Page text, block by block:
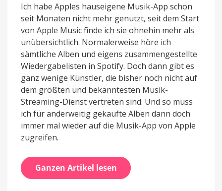
Ich habe Apples hauseigene Musik-App schon
seit Monaten nicht mehr genutzt, seit dem Start
von Apple Music finde ich sie ohnehin mehr als
unübersichtlich. Normalerweise höre ich
sämtliche Alben und eigens zusammengestellte
Wiedergabelisten in Spotify. Doch dann gibt es
ganz wenige Künstler, die bisher noch nicht auf
dem größten und bekanntesten Musik-
Streaming-Dienst vertreten sind. Und so muss
ich für anderweitig gekaufte Alben dann doch
immer mal wieder auf die Musik-App von Apple
zugreifen.
Ganzen Artikel lesen